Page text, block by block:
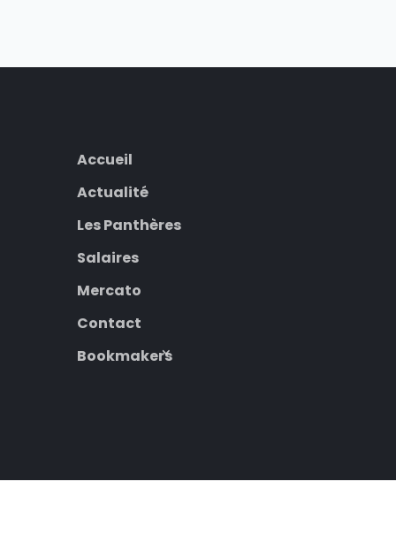
Accueil
Actualité
Les Panthères
Salaires
Mercato
Contact
Bookmakers